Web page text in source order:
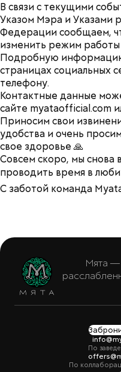
В связи с текущими
Указом Мэра и Указами
Федерации сообщаем,
изменить режим работы
Подробную
страницах социальных
телефону.
Контактные данные
сайте myataofficial.com
Приносим свои
удобства и очень
свое здоровье 🙏
Совсем скоро, мы снова
проводить время в
С заботой команда
Мята —
По
По